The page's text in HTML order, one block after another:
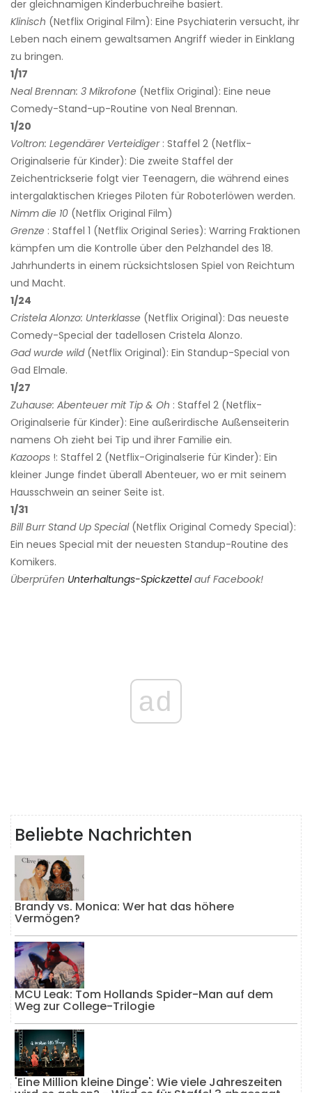
der gleichnamigen Kinderbuchreihe basiert.
Klinisch (Netflix Original Film): Eine Psychiaterin versucht, ihr
Leben nach einem gewaltsamen Angriff wieder in Einklang
zu bringen.
1/17
Neal Brennan: 3 Mikrofone (Netflix Original): Eine neue
Comedy-Stand-up-Routine von Neal Brennan.
1/20
Voltron: Legendärer Verteidiger: Staffel 2 (Netflix-
Originalserie für Kinder): Die zweite Staffel der
Zeichentrickserie folgt vier Teenagern, die während eines
intergalaktischen Krieges Piloten für Roboterlöwen werden.
Nimm die 10 (Netflix Original Film)
Grenze : Staffel 1 (Netflix Original Series): Warring Fraktionen
kämpfen um die Kontrolle über den Pelzhandel des 18.
Jahrhunderts in einem rücksichtslosen Spiel von Reichtum
und Macht.
1/24
Cristela Alonzo: Unterklasse (Netflix Original): Das neueste
Comedy-Special der tadellosen Cristela Alonzo.
Gad wurde wild(Netflix Original): Ein Standup-Special von
Gad Elmale.
1/27
Zuhause: Abenteuer mit Tip & Oh : Staffel 2 (Netflix-
Originalserie für Kinder): Eine außerirdische Außenseiterin
namens Oh zieht bei Tip und ihrer Familie ein.
Kazoops !: Staffel 2 (Netflix-Originalserie für Kinder): Ein
kleiner Junge findet überall Abenteuer, wo er mit seinem
Hausschwein an seiner Seite ist.
1/31
Bill Burr Stand Up Special(Netflix Original Comedy Special):
Ein neues Special mit der neuesten Standup-Routine des
Komikers.
Überprüfen Unterhaltungs-Spickzettel auf Facebook!
ad
Beliebte Nachrichten
Brandy vs. Monica: Wer hat das höhere
Vermögen?
MCU Leak: Tom Hollands Spider-Man auf dem
Weg zur College-Trilogie
'Eine Million kleine Dinge': Wie viele Jahreszeiten